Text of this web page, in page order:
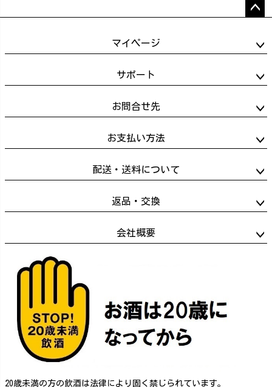
ップ
マイページ
サポート
お問合せ先
お支払い方法
配送・送料について
返品・交換
会社概要
20歳未満の方の飲酒は法律により固く禁じられています。